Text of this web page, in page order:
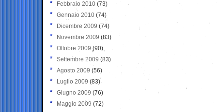
Febbraio 2010 (73)
Gennaio 2010 (74)
Dicembre 2009 (74)
Novembre 2009 (83)
Ottobre 2009 (90)
Settembre 2009 (83)
Agosto 2009 (56)
Luglio 2009 (83)
Giugno 2009 (76)
Maggio 2009 (72)